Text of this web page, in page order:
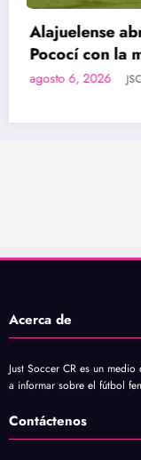
Acerca de
Just Soccer CR es un
Contáctenos